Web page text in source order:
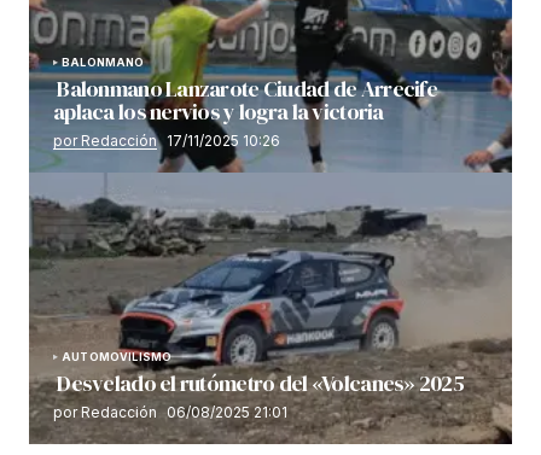
BALONMANO
Balonmano Lanzarote Ciudad de Arrecife
aplaca los nervios y logra la victoria
por Redacción 17/11/2025 10:26
AUTOMOVILISMO
Desvelado el rutómetro del «Volcanes» 2025
por Redacción 06/08/2025 21:01